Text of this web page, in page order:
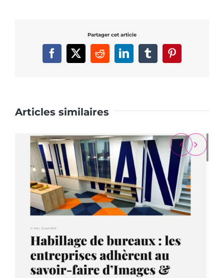
Partager cet article
Facebook
X RedditLinkedInTumblrPinterest
Articles similaires